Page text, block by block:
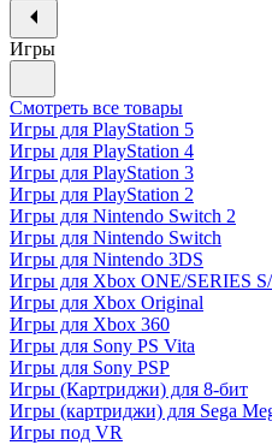
Игры
Смотреть все товары
Игры для PlayStation 5
Игры для PlayStation 4
Игры для PlayStation 3
Игры для PlayStation 2
Игры для Nintendo Switch 2
Игры для Nintendo Switch
Игры для Nintendo 3DS
Игры для Xbox ONE/SERIES
Игры для Xbox Original
Игры для Xbox 360
Игры для Sony PS Vita
Игры для Sony PSP
Игры (Картриджи) для 8-бит
Игры (картриджи) для Sega
Игры под VR